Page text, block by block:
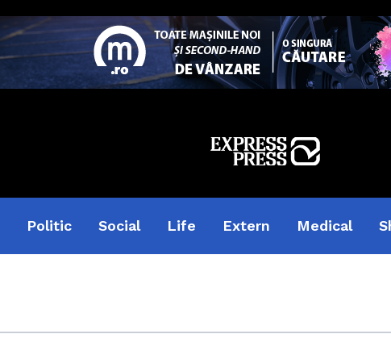
Politic Social Life Extern Medical